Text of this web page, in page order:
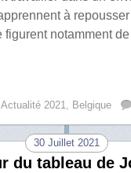
à
figurent notamment
Actualité 2021 Belgique
30 Juillet 2021
du tableau de